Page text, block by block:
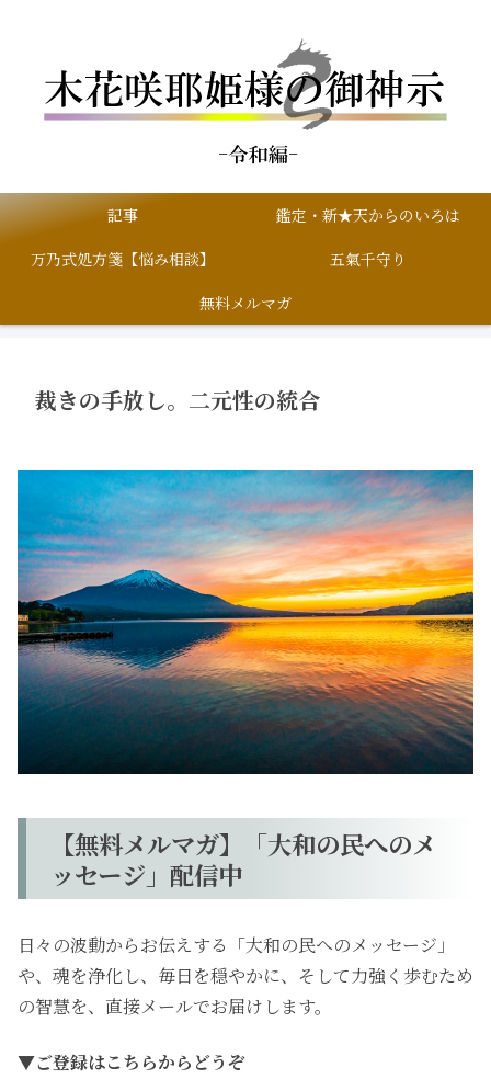
記事
鑑定・新★天からのいろは
万乃式処方箋【悩み相談】
五氣千守り
無料メルマガ
裁きの手放し。二元性の統合
【無料メルマガ】「大和の民へのメ
ッセージ」配信中
日々の波動からお伝えする「大和の民へのメッセージ」
や、魂を浄化し、毎日を穏やかに、そして力強く歩むため
の智慧を、直接メールでお届けします。
▼ご登録はこちらからどうぞ